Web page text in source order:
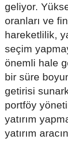
geliyor.
oranları ve
hareketlilik,
seçim
önemli hale
bir süre
getirisi
portföy
yatırım
yatırım